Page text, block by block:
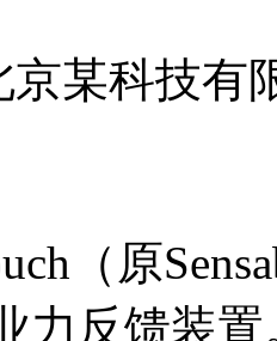
京某科技有
（原
力反馈装